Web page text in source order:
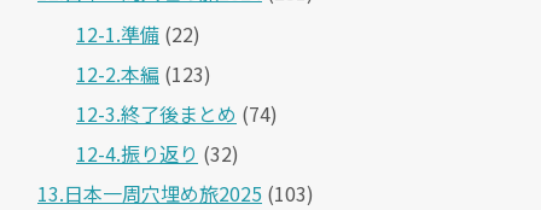
12-1.準備 (22)
12-2.本編 (123)
12-3.終了後まとめ (74)
12-4.振り返り (32)
13.日本一周穴埋め旅2025 (103)